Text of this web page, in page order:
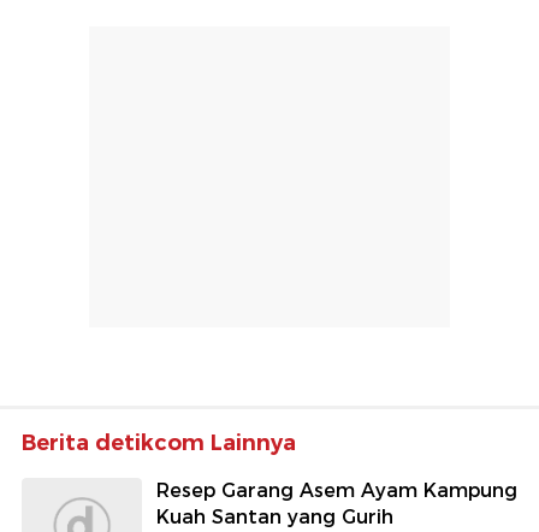
Berita detikcom Lainnya
Resep Garang Asem Ayam Kampung
Kuah Santan yang Gurih